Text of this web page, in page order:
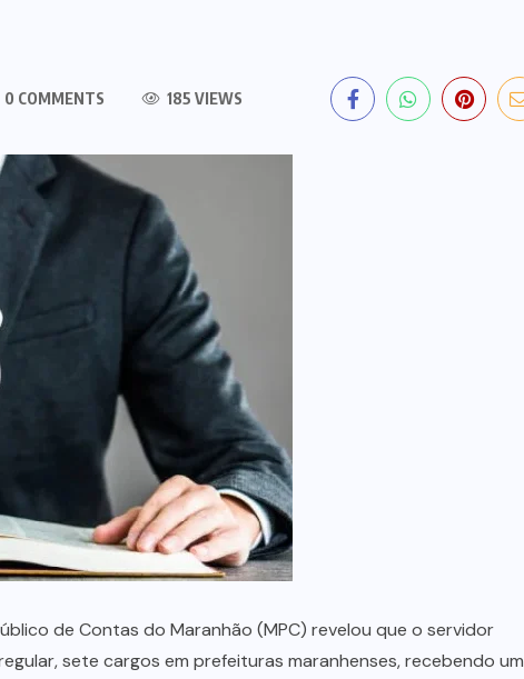
0 COMMENTS 185 VIEWS
de Contas do Maranhão (MPC) revelou que o servidor
sete cargos em prefeituras maranhenses, recebendo um
Laudo aponta graves lesões e
descarta afogamento na morte de
menino de 3 anos
5 DE AGOSTO, 2026